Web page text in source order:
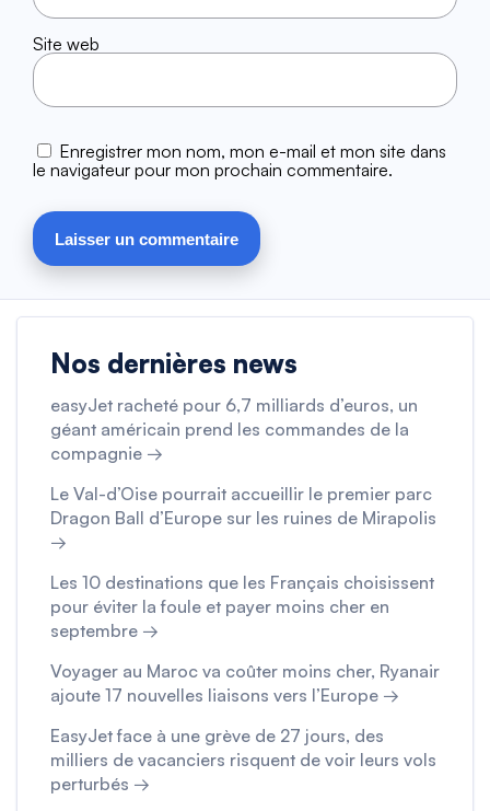
Site web
Enregistrer mon nom, mon e-mail et mon site dans
le navigateur pour mon prochain commentaire.
Nos dernières news
easyJet racheté pour 6,7 milliards d’euros, un
géant américain prend les commandes de la
compagnie →
Le Val-d’Oise pourrait accueillir le premier parc
Dragon Ball d’Europe sur les ruines de Mirapolis
→
Les 10 destinations que les Français choisissent
pour éviter la foule et payer moins cher en
septembre →
Voyager au Maroc va coûter moins cher, Ryanair
ajoute 17 nouvelles liaisons vers l’Europe →
EasyJet face à une grève de 27 jours, des
milliers de vacanciers risquent de voir leurs vols
perturbés →